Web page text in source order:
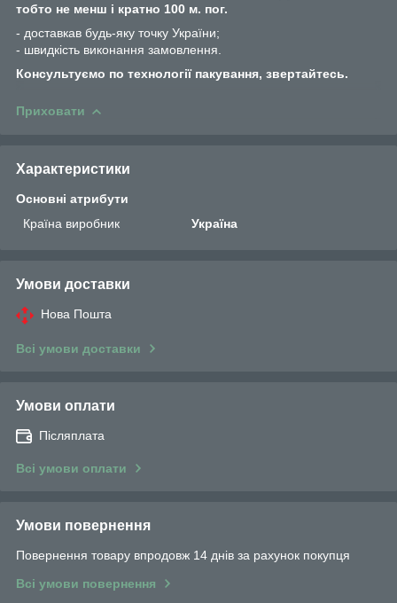
тобто не менш і кратно 100 м. пог.
- доставкав будь-яку точку України;
- швидкість виконання замовлення.
Консультуємо по технології пакування, звертайтесь.
Приховати
Характеристики
Основні атрибути
Країна виробник
Україна
Умови доставки
Нова Пошта
Всі умови доставки
Умови оплати
Післяплата
Всі умови оплати
Умови повернення
Повернення товару впродовж 14 днів за рахунок покупця
Всі умови повернення